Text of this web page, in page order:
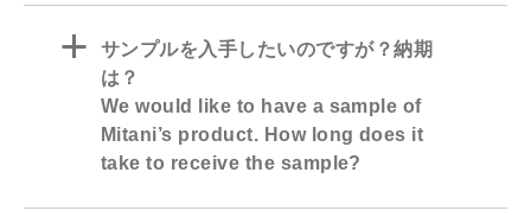
a
サンプルを入手したいのですが？納期
は？
We would like to have a sample of
Mitani’s product. How long does it
take to receive the sample?